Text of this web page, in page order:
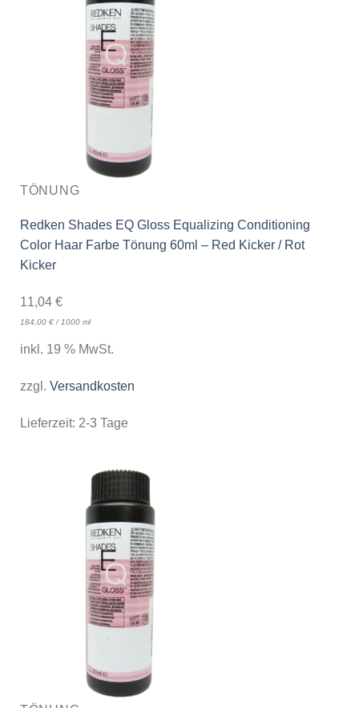
TÖNUNG
Redken Shades EQ Gloss Equalizing Conditioning
Color Haar Farbe Tönung 60ml – Red Kicker / Rot
Kicker
11,04 €
184,00 €/ 1000 ml
inkl. 19 % MwSt.
zzgl. Versandkosten
Lieferzeit: 2-3 Tage